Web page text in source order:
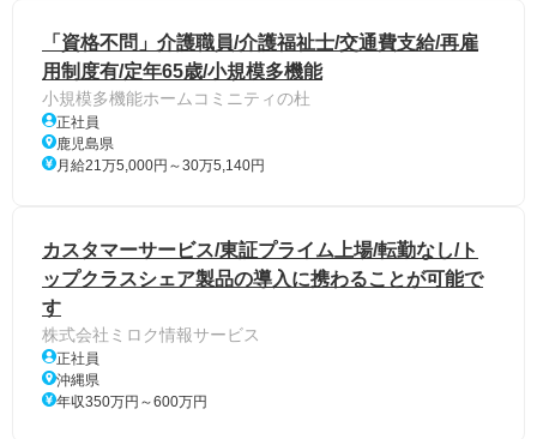
「資格不問」介護職員/介護福祉士/交通費支給/再雇
用制度有/定年65歳/小規模多機能
小規模多機能ホームコミニティの杜
正社員
鹿児島県
月給21万5,000円～30万5,140円
カスタマーサービス/東証プライム上場/転勤なし/ト
ップクラスシェア製品の導入に携わることが可能で
す
株式会社ミロク情報サービス
正社員
沖縄県
年収350万円～600万円